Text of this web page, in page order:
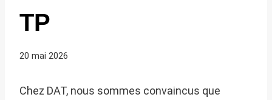
TP
20 mai 2026
Chez DAT, nous sommes convaincus que